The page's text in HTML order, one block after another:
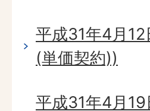
平成31年4月
(単価契約))
平成31年4月